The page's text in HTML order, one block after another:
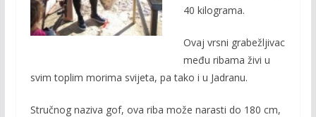
40 kilograma.
Ovaj vrsni grabežljivac
među ribama živi u
svim toplim morima svijeta, pa tako i u Jadranu.
Stručnog naziva gof, ova riba može narasti do 180 cm,